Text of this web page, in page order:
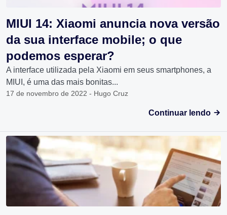
MIUI 14: Xiaomi anuncia nova versão
da sua interface mobile; o que
podemos esperar?
A interface utilizada pela Xiaomi em seus smartphones, a
MIUI, é uma das mais bonitas...
17 de novembro de 2022 - Hugo Cruz
Continuar lendo